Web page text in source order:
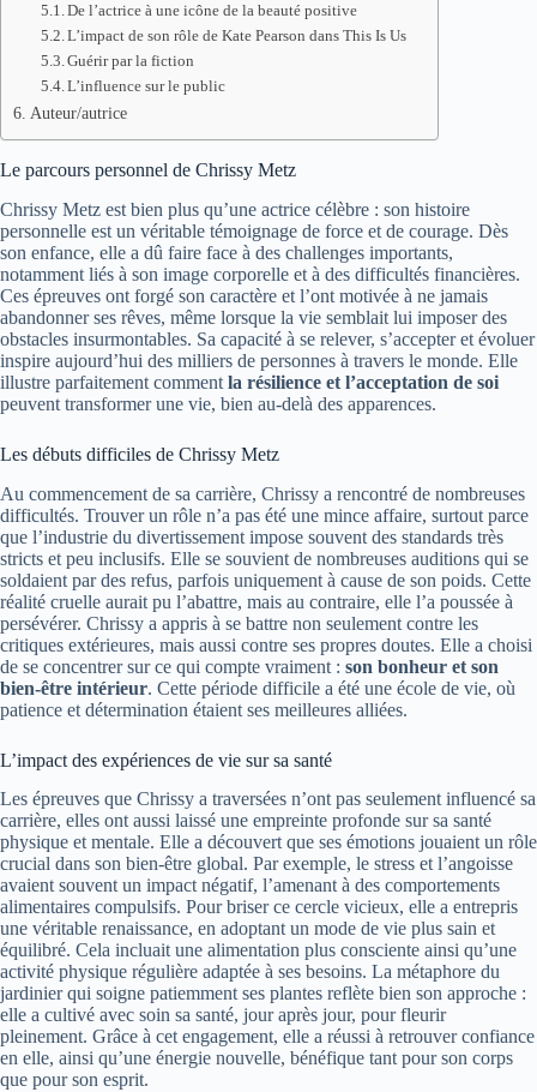
De l’actrice à une icône de la beauté positive
L’impact de son rôle de Kate Pearson dans This Is Us
Guérir par la fiction
L’influence sur le public
Auteur/autrice
Le parcours personnel de Chrissy Metz
Chrissy Metz est bien plus qu’une actrice célèbre : son histoire
personnelle est un véritable témoignage de force et de courage. Dès
son enfance, elle a dû faire face à des challenges importants,
notamment liés à son image corporelle et à des difficultés financières.
Ces épreuves ont forgé son caractère et l’ont motivée à ne jamais
abandonner ses rêves, même lorsque la vie semblait lui imposer des
obstacles insurmontables. Sa capacité à se relever, s’accepter et évoluer
inspire aujourd’hui des milliers de personnes à travers le monde. Elle
illustre parfaitement comment la résilience et l’acceptation de soi
peuvent transformer une vie, bien au-delà des apparences.
Les débuts difficiles de Chrissy Metz
Au commencement de sa carrière, Chrissy a rencontré de nombreuses
difficultés. Trouver un rôle n’a pas été une mince affaire, surtout parce
que l’industrie du divertissement impose souvent des standards très
stricts et peu inclusifs. Elle se souvient de nombreuses auditions qui se
soldaient par des refus, parfois uniquement à cause de son poids. Cette
réalité cruelle aurait pu l’abattre, mais au contraire, elle l’a poussée à
persévérer. Chrissy a appris à se battre non seulement contre les
critiques extérieures, mais aussi contre ses propres doutes. Elle a choisi
de se concentrer sur ce qui compte vraiment : son bonheur et son
bien-être intérieur. Cette période difficile a été une école de vie, où
patience et détermination étaient ses meilleures alliées.
L’impact des expériences de vie sur sa santé
Les épreuves que Chrissy a traversées n’ont pas seulement influencé sa
carrière, elles ont aussi laissé une empreinte profonde sur sa santé
physique et mentale. Elle a découvert que ses émotions jouaient un rôle
crucial dans son bien-être global. Par exemple, le stress et l’angoisse
avaient souvent un impact négatif, l’amenant à des comportements
alimentaires compulsifs. Pour briser ce cercle vicieux, elle a entrepris
une véritable renaissance, en adoptant un mode de vie plus sain et
équilibré. Cela incluait une alimentation plus consciente ainsi qu’une
activité physique régulière adaptée à ses besoins. La métaphore du
jardinier qui soigne patiemment ses plantes reflète bien son approche :
elle a cultivé avec soin sa santé, jour après jour, pour fleurir
pleinement. Grâce à cet engagement, elle a réussi à retrouver confiance
en elle, ainsi qu’une énergie nouvelle, bénéfique tant pour son corps
que pour son esprit.